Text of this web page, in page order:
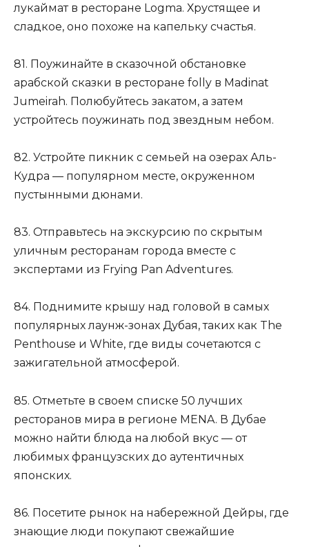
лукаймат в ресторане Logma. Хрустящее и
сладкое, оно похоже на капельку счастья.
81. Поужинайте в сказочной обстановке
арабской сказки в ресторане folly в Madinat
Jumeirah. Полюбуйтесь закатом, а затем
устройтесь поужинать под звездным небом.
82. Устройте пикник с семьей на озерах Аль-
Кудра — популярном месте, окруженном
пустынными дюнами.
83. Отправьтесь на экскурсию по скрытым
уличным ресторанам города вместе с
экспертами из Frying Pan Adventures.
84. Поднимите крышу над головой в самых
популярных лаунж-зонах Дубая, таких как The
Penthouse и White, где виды сочетаются с
зажигательной атмосферой.
85. Отметьте в своем списке 50 лучших
ресторанов мира в регионе MENA. В Дубае
можно найти блюда на любой вкус — от
любимых французских до аутентичных
японских.
86. Посетите рынок на набережной Дейры, где
знающие люди покупают свежайшие